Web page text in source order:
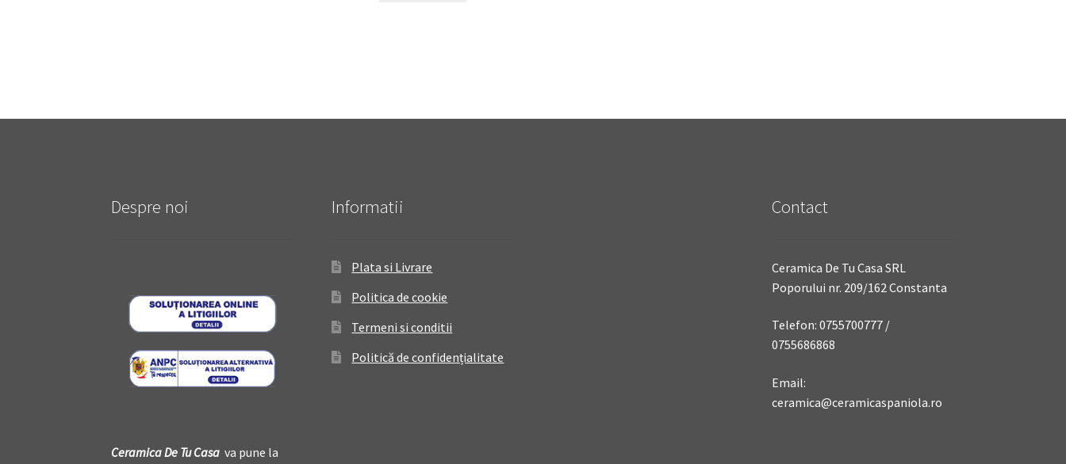
Despre noi
Ceramica De Tu Casa va pune la
Informatii
Plata si Livrare
Politica de cookie
Termeni si conditii
Politică de confidențialitate
Contact
Ceramica De Tu Casa SRL
Poporului nr. 209/162 Constanta
Telefon: 0755700777 /
0755686868
Email:
ceramica@ceramicaspaniola.ro